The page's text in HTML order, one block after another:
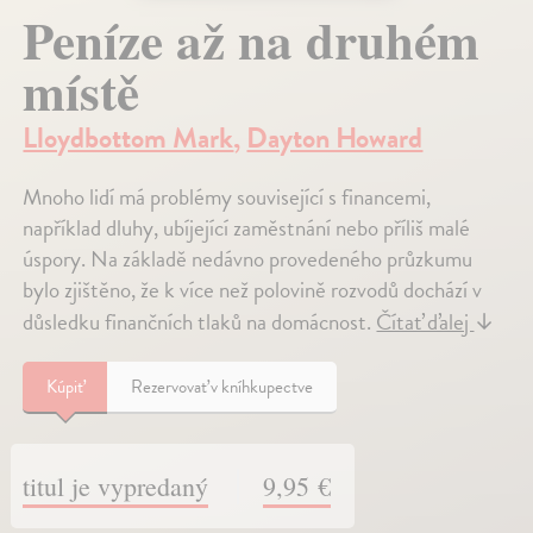
Peníze až na druhém
místě
Lloydbottom Mark, Dayton Howard
Mnoho lidí má problémy související s financemi,
například dluhy, ubíjející zaměstnání nebo příliš malé
úspory. Na základě nedávno provedeného průzkumu
bylo zjištěno, že k více než polovině rozvodů dochází v
důsledku finančních tlaků na domácnost. Čítať ďalej ↓
Kúpiť Rezervovať v kníhkupectve
titul je vypredaný 9,95 €